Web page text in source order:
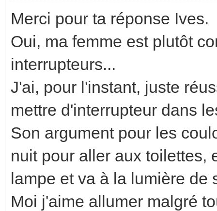
Merci pour ta réponse Ives.
Oui, ma femme est plutôt
interrupteurs...
J'ai, pour l'instant, juste
mettre d'interrupteur dans
Son argument pour les
nuit pour aller aux toilettes,
lampe et va à la lumière de
Moi j'aime allumer malgré